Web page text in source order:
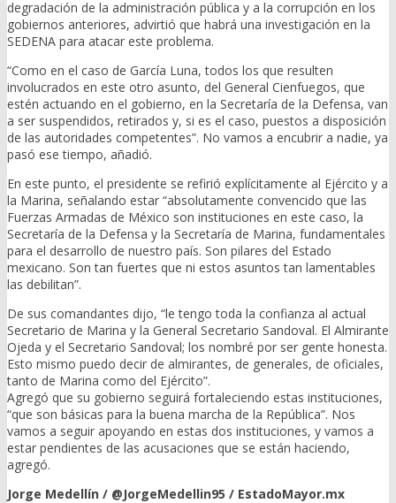
degradación de la administración pública y a la corrupción en los
gobiernos anteriores, advirtió que habrá una investigación en la
SEDENA para atacar este problema.
“Como en el caso de García Luna, todos los que resulten
involucrados en este otro asunto, del General Cienfuegos, que
estén actuando en el gobierno, en la Secretaría de la Defensa, van
a ser suspendidos, retirados y, si es el caso, puestos a disposición
de las autoridades competentes”. No vamos a encubrir a nadie, ya
pasó ese tiempo, añadió.
En este punto, el presidente se refirió explícitamente al Ejército y a
la Marina, señalando estar “absolutamente convencido que las
Fuerzas Armadas de México son instituciones en este caso, la
Secretaría de la Defensa y la Secretaría de Marina, fundamentales
para el desarrollo de nuestro país. Son pilares del Estado
mexicano. Son tan fuertes que ni estos asuntos tan lamentables
las debilitan”.
De sus comandantes dijo, “le tengo toda la confianza al actual
Secretario de Marina y la General Secretario Sandoval. El Almirante
Ojeda y el Secretario Sandoval; los nombré por ser gente honesta.
Esto mismo puedo decir de almirantes, de generales, de oficiales,
tanto de Marina como del Ejército”.
Agregó que su gobierno seguirá fortaleciendo estas instituciones,
“que son básicas para la buena marcha de la República”. Nos
vamos a seguir apoyando en estas dos instituciones, y vamos a
estar pendientes de las acusaciones que se están haciendo,
agregó.
Jorge Medellín / @JorgeMedellin95 / EstadoMayor.mx